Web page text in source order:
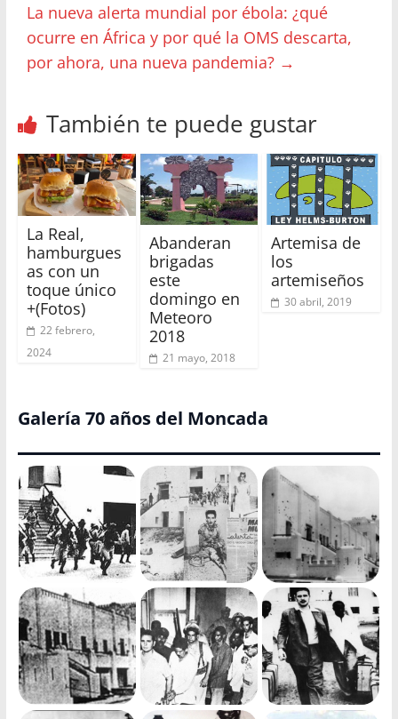
La nueva alerta mundial por ébola: ¿qué
ocurre en África y por qué la OMS descarta,
por ahora, una nueva pandemia? →
También te puede gustar
La Real,
hamburgues
as con un
toque único
+(Fotos)
22 febrero,
2024
Abanderan
brigadas
este
domingo en
Meteoro
2018
21 mayo, 2018
Artemisa de
los
artemiseños
30 abril, 2019
Galería 70 años del Moncada